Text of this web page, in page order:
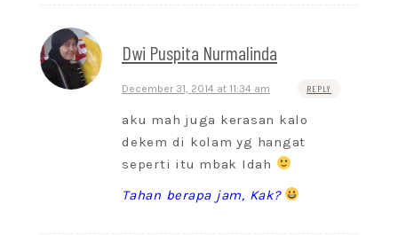
Dwi Puspita Nurmalinda
December 31, 2014 at 11:34 am REPLY
aku mah juga kerasan kalo
dekem di kolam yg hangat
seperti itu mbak Idah
Tahan berapa jam, Kak?